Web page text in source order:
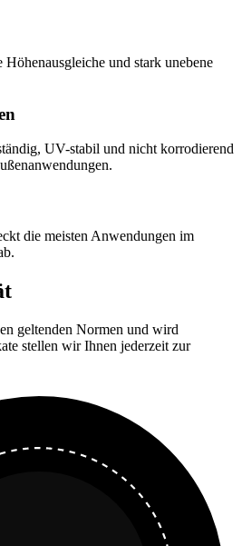
und stark unebene
UV-stabil und nicht korrodierend
die meisten Anwendungen im
geltenden Normen und wird
stellen wir Ihnen jederzeit zur